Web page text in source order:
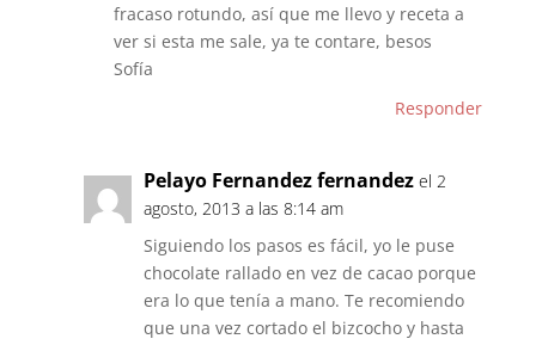
fracaso rotundo, así que me llevo y receta a
ver si esta me sale, ya te contare, besos
Sofía
Responder
Pelayo Fernandez fernandez el 2
agosto, 2013 a las 8:14 am
Siguiendo los pasos es fácil, yo le puse
chocolate rallado en vez de cacao porque
era lo que tenía a mano. Te recomiendo
que una vez cortado el bizcocho y hasta